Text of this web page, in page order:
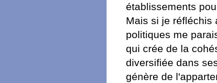
établissements
Mais si je réfléchis
politiques me
qui crée de la
diversifiée dans
génère de